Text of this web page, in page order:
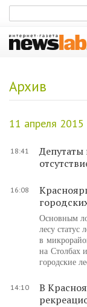
Архив
11 апреля 2015
18:41
Депутаты
16:08
Основным
лесу статус
в
на Столбах
городские
14:10
В